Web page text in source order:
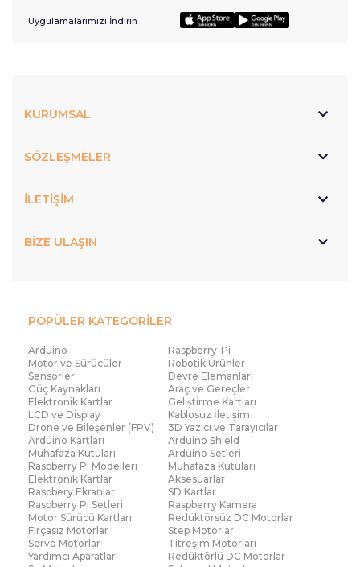
Uygulamalarımızı İndirin
KURUMSAL
SÖZLEŞMELER
İLETİŞİM
BİZE ULAŞIN
POPÜLER KATEGORİLER
Arduino
Raspberry-Pi
Motor ve Sürücüler
Robotik Ürünler
Sensörler
Devre Elemanları
Güç Kaynakları
Araç ve Gereçler
Elektronik Kartlar
Geliştirme Kartları
LCD ve Display
Kablosuz İletişim
Drone ve Bileşenler (FPV)
3D Yazıcı ve Tarayıcılar
Arduino Kartları
Arduino Shield
Muhafaza Kutuları
Arduino Setleri
Raspberry Pi Modelleri
Muhafaza Kutuları
Elektronik Kartlar
Aksesuarlar
Raspbery Ekranlar
SD Kartlar
Raspberry Pi Setleri
Raspberry Kamera
Motor Sürücü Kartları
Redüktörsüz DC Motorlar
Fırçasız Motorlar
Step Motorlar
Servo Motorlar
Titreşim Motorları
Yardımcı Aparatlar
Redüktörlü DC Motorlar